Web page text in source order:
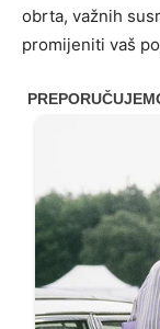
obrta, važnih
promijeniti vaš